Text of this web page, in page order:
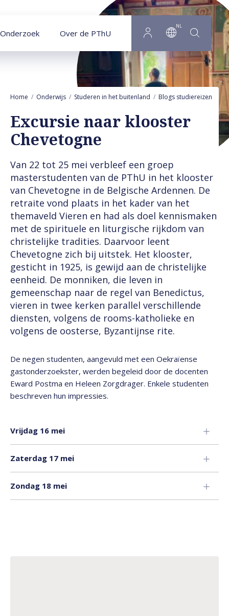
Onderzoek Over de PThU
NL
Home Onderwijs Studeren in het buitenland Blogs studiereizen
Excursie naar klooster
Chevetogne
Van 22 tot 25 mei verbleef een groep
masterstudenten van de PThU in het klooster
van Chevetogne in de Belgische Ardennen. De
retraite vond plaats in het kader van het
themaveld Vieren en had als doel kennismaken
met de spirituele en liturgische rijkdom van
christelijke tradities. Daarvoor leent
Chevetogne zich bij uitstek. Het klooster,
gesticht in 1925, is gewijd aan de christelijke
eenheid. De monniken, die leven in
gemeenschap naar de regel van Benedictus,
vieren in twee kerken parallel verschillende
diensten, volgens de rooms-katholieke en
volgens de oosterse, Byzantijnse rite.
De negen studenten, aangevuld met een Oekraïense
gastonderzoekster, werden begeleid door de docenten
Eward Postma en Heleen Zorgdrager. Enkele studenten
beschreven hun impressies.
Vrijdag 16 mei
Zaterdag 17 mei
Zondag 18 mei